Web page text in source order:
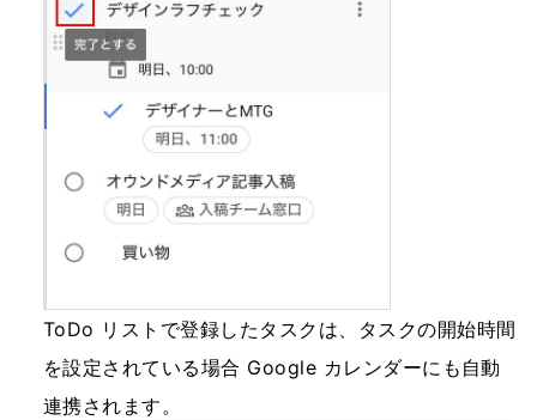
ToDo リストで登録したタスクは、タスクの開始時間
を設定されている場合 Google カレンダーにも自動
連携されます。